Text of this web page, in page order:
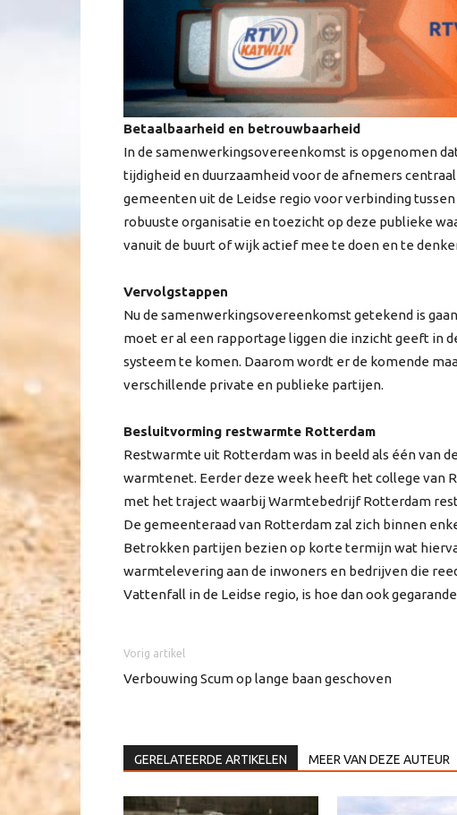
Betaalbaarheid en betrouwbaarheid
In de samenwerkingsovereenkomst is opgenomen
tijdigheid en duurzaamheid voor de afnemers
gemeenten uit de Leidse regio voor verbinding
robuuste organisatie en toezicht op deze publieke
vanuit de buurt of wijk actief mee te doen en te
Vervolgstappen
Nu de samenwerkingsovereenkomst getekend is
moet er al een rapportage liggen die inzicht geeft in
systeem te komen. Daarom wordt er de komende
verschillende private en publieke partijen.
Besluitvorming restwarmte Rotterdam
Restwarmte uit Rotterdam was in beeld als één van
warmtenet. Eerder deze week heeft het college van
met het traject waarbij Warmtebedrijf Rotterdam
De gemeenteraad van Rotterdam zal zich binnen
Betrokken partijen bezien op korte termijn wat
warmtelevering aan de inwoners en bedrijven die
Vattenfall in de Leidse regio, is hoe dan ook
Vorig artikel
Verbouwing Scum op lange baan geschoven
GERELATEERDE ARTIKELEN MEER VAN DEZE AUTEUR